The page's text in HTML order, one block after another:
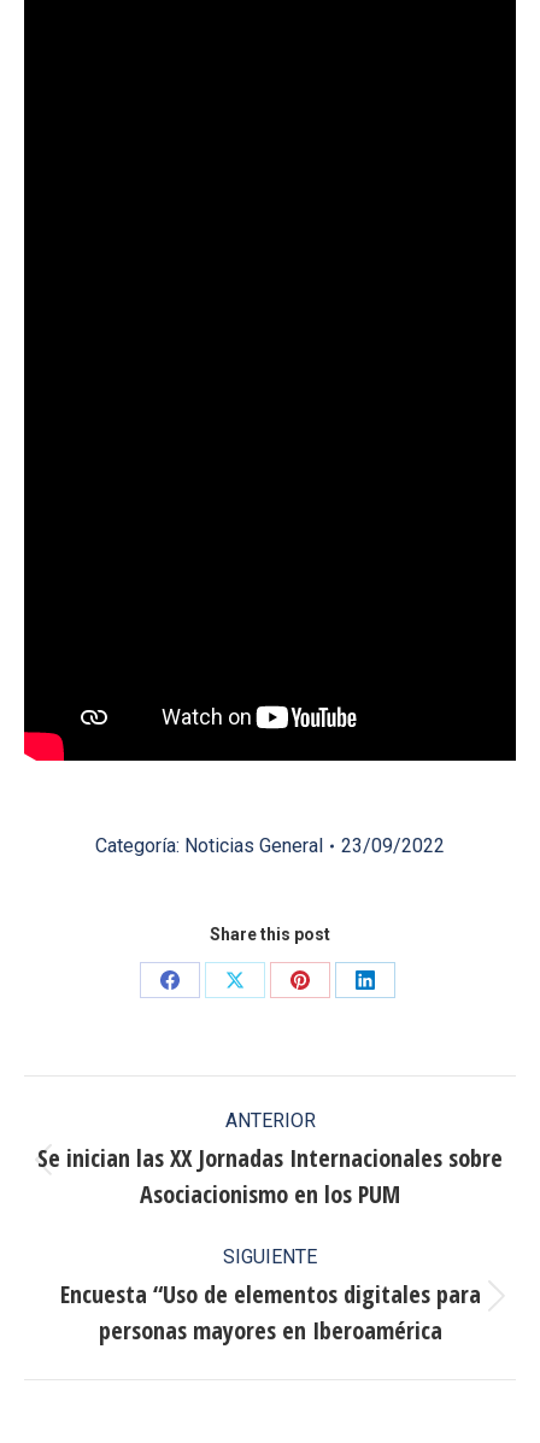
Categoría: Noticias General 23/09/2022
Share this post
Share
Share
Share
Share
entre
publicaciones
ANTERIOR
Publicación
anterior:
Se inician las XX Jornadas Internacionales sobre
Asociacionismo en los PUM
SIGUIENTE
Publicación
siguiente:
Encuesta “Uso de elementos digitales para
personas mayores en Iberoamérica